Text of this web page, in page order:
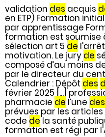
validation des acquis
en ETP) Formation
par apprentissage
formation est soumise
sélection art 5 de
motivation. Le jury de
composé d’au moins
par le directeur du
Calendrier : Dépôt des
février 2025 [...]
pharmacie de l’une des
prévues par les articles
code dela santé
formation est régi par